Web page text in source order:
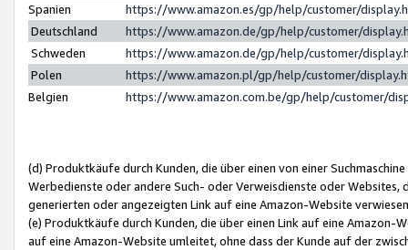
Spanien
https://www.amazon.es/gp/help/customer/
Deutschland
https://www.amazon.de/gp/help/customer/
Schweden
https://www.amazon.de/gp/help/customer/
Polen
https://www.amazon.pl/gp/help/customer/
Belgien
https://www.amazon.com.be/gp/help/customer/
(d) Produktkäufe durch Kunden, die über einen von einer
Werbedienste oder andere Such- oder Verweisdienste oder Websites,
generierten oder angezeigten Link auf eine Amazon-Website
(e) Produktkäufe durch Kunden, die über einen Link auf eine
auf eine Amazon-Website umleitet, ohne dass der Kunde auf der